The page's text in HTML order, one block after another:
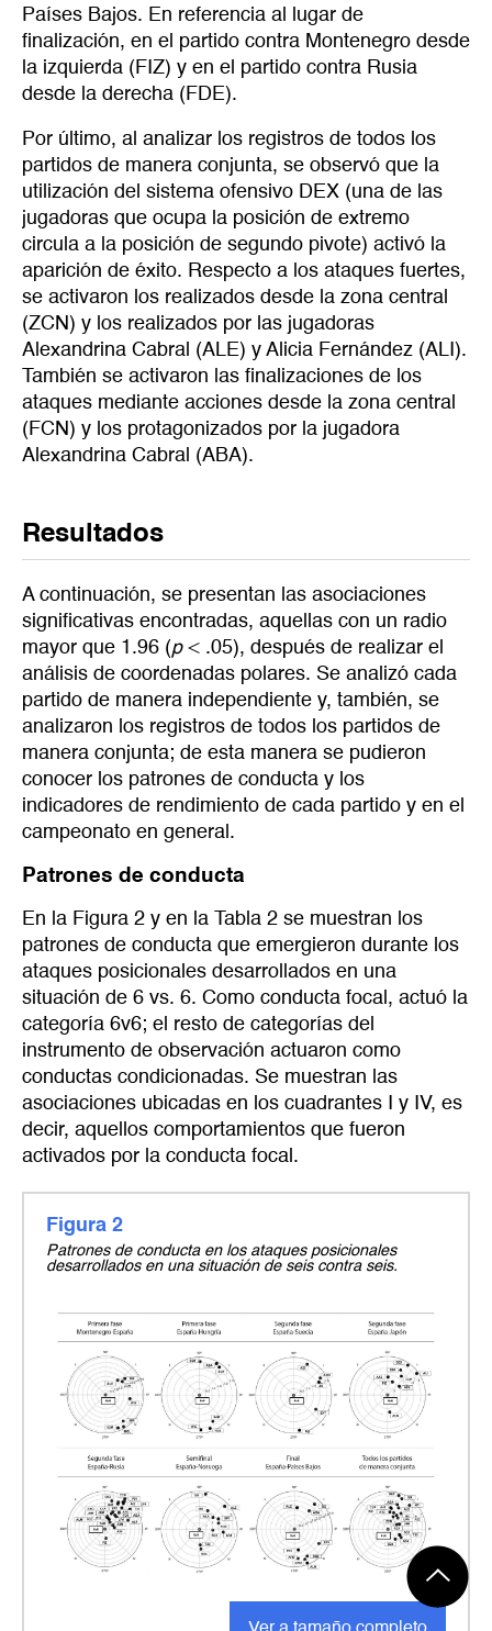
Países Bajos. En referencia al lugar de
finalización, en el partido contra Montenegro desde
la izquierda (FIZ) y en el partido contra Rusia
desde la derecha (FDE).
Por último, al analizar los registros de todos los
partidos de manera conjunta, se observó que la
utilización del sistema ofensivo DEX (una de las
jugadoras que ocupa la posición de extremo
circula a la posición de segundo pivote) activó la
aparición de éxito. Respecto a los ataques fuertes,
se activaron los realizados desde la zona central
(ZCN) y los realizados por las jugadoras
Alexandrina Cabral (ALE) y Alicia Fernández (ALI).
También se activaron las finalizaciones de los
ataques mediante acciones desde la zona central
(FCN) y los protagonizados por la jugadora
Alexandrina Cabral (ABA).
Resultados
A continuación, se presentan las asociaciones
significativas encontradas, aquellas con un radio
mayor que 1.96 (p< .05), después de realizar el
análisis de coordenadas polares. Se analizó cada
partido de manera independiente y, también, se
analizaron los registros de todos los partidos de
manera conjunta; de esta manera se pudieron
conocer los patrones de conducta y los
indicadores de rendimiento de cada partido y en el
campeonato en general.
Patrones de conducta
En la Figura 2 y en la Tabla 2 se muestran los
patrones de conducta que emergieron durante los
ataques posicionales desarrollados en una
situación de 6 vs. 6. Como conducta focal, actuó la
categoría 6v6; el resto de categorías del
instrumento de observación actuaron como
conductas condicionadas. Se muestran las
asociaciones ubicadas en los cuadrantes I y IV, es
decir, aquellos comportamientos que fueron
activados por la conducta focal.
Figura 2
Patrones de conducta en los ataques posicionales
desarrollados en una situación de seis contra seis.